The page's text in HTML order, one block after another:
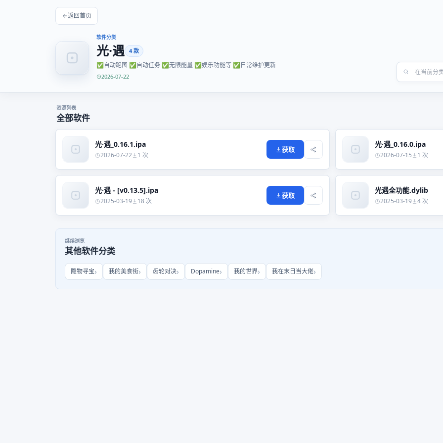
返回首页
软件分类
光·遇 4 款
✅自动跑图 ✅自动任务 ✅无限能量 ✅娱乐功能等 ✅日常维护更新
2026-07-22
资源列表
全部软件
光·遇_0.16.1.ipa
2026-07-22 1 次
获取
光·遇_0.16.0.ipa
2026-07-15 1 次
光·遇 - [v0.13.5].ipa
2025-03-19 18 次
获取
光遇全功能.dylib
2025-03-19 4 次
继续浏览
其他软件分类
隐物寻宝 我的美食街 齿轮对决 Dopamine 我的世界 我在末日当大佬